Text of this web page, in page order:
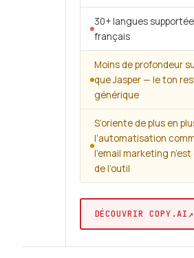
30+ langues
français
Moins de profondeur
que Jasper — le ton
générique
S’oriente de plus en
l’automatisation
l’email marketing
de l’outil
DÉCOUVRIR COPY.AI↗